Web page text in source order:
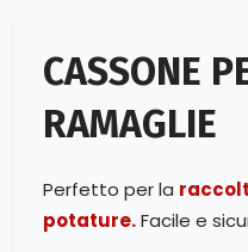
CASSONE
RAMAGLIE
Perfetto per la
potature.Facile e